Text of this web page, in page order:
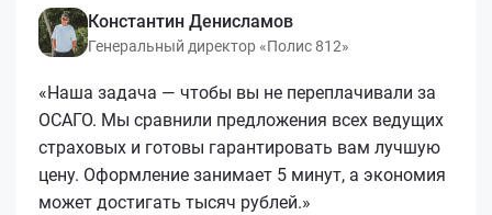
Константин Денисламов
Генеральный директор «Полис 812»
«Наша задача — чтобы вы не переплачивали за
ОСАГО. Мы сравнили предложения всех ведущих
страховых и готовы гарантировать вам лучшую
цену. Оформление занимает 5 минут, а экономия
может достигать тысяч рублей.»